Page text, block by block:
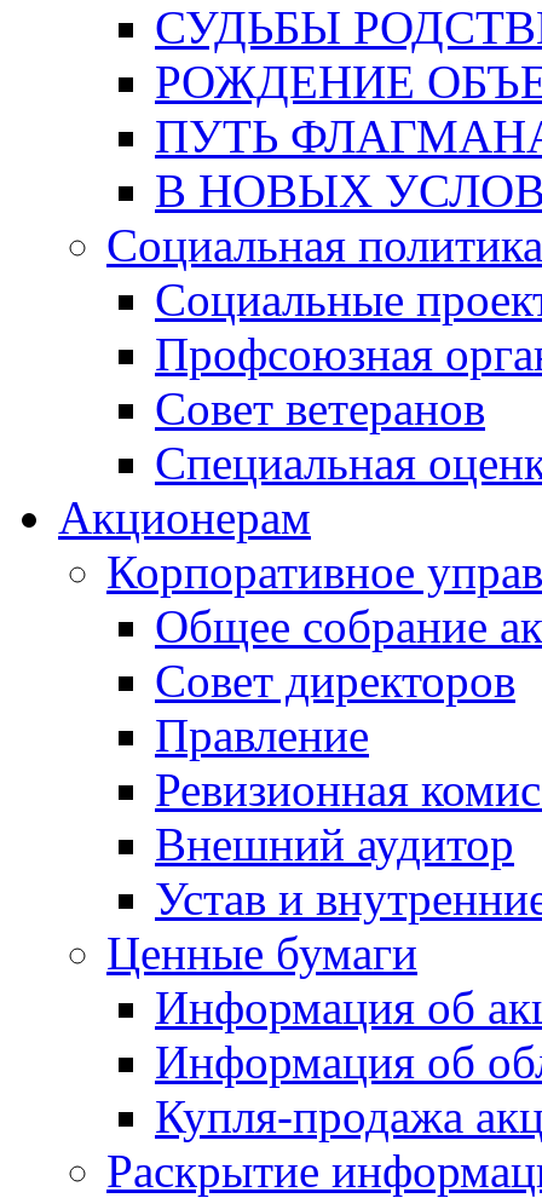
СУДЬБЫ
РОЖДЕНИЕ
ПУТЬ
В НОВЫХ
Социальная политика
Социальные
Профсоюзная
Совет ветеранов
Специальная
Акционерам
Корпоративное
Общее собрание
Совет директоров
Правление
Ревизионная
Внешний аудитор
Устав и
Ценные бумаги
Информация об
Информация об
Купля-продажа
Раскрытие